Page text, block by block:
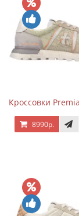
Кроссовки
8990р.